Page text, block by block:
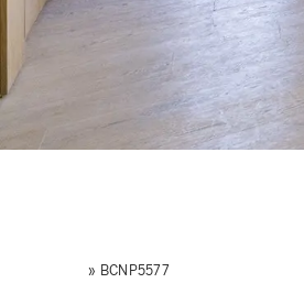
» BCNP5577